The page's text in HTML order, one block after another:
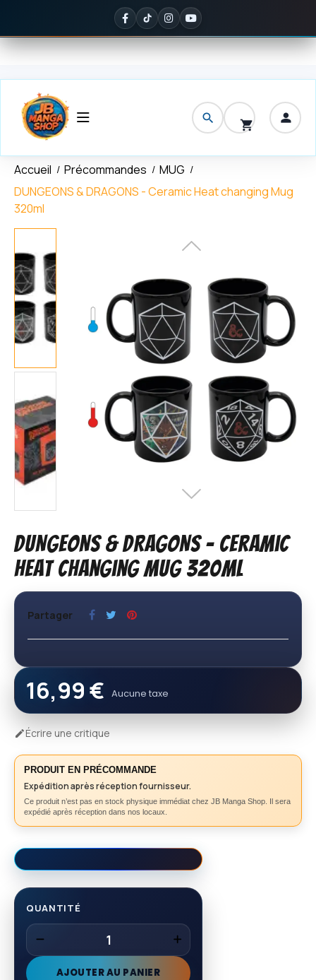
dès 150 € d'achat ✦ Noté5/5 sur Google
Accueil Précommandes
MUG
DUNGEONS & DRAGONS - Ceramic Heat changing Mug
320ml
DUNGEONS & DRAGONS - Ceramic
Heat changing Mug 320ml
Partager
16,99 € Aucune taxe
Écrire une critique
PRODUIT EN PRÉCOMMANDE
Expédition après réception fournisseur.
Ce produit n’est pas en stock physique immédiat chez JB Manga Shop. Il sera
expédié après réception dans nos locaux.
QUANTITÉ
AJOUTER AU PANIER
Panneau de gestion des cookies